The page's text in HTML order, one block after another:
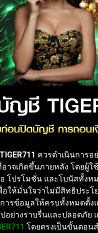
ควรดำเนินการอ
าจเกิดขึ้นภายหลัง โดยผู้ใ
อ โปรโมชั่น และโบนัสทั้งห
อให้มั่นใจว่าไม่มีสิทธิประ
ารข้อมูลให้ครบทั้งหมดตั้ง
อย่างราบรื่นและปลอดภัย
โดยตรงเป็นขั้นตอ